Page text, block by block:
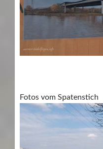
Fotos vom Spatenstich